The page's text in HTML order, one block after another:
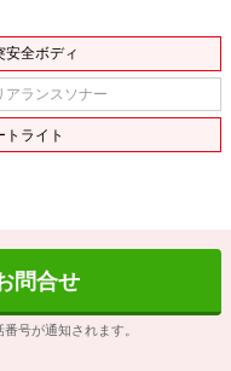
安全ボディ
アランスソナー
トライト
問合せ
号が通知されます。